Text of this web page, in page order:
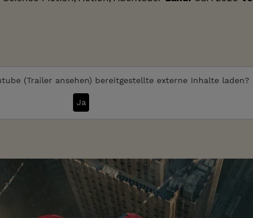
(Trailer ansehen) bereitgestellte externe Inhalte laden?
Ja